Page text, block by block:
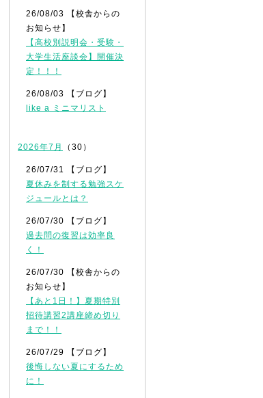
26/08/03 【校舎からの
お知らせ】
【高校別説明会・受験・
大学生活座談会】開催決
定！！！
26/08/03 【ブログ】
like a ミニマリスト
2026年7月 （30）
26/07/31 【ブログ】
夏休みを制する勉強スケ
ジュールとは？
26/07/30 【ブログ】
過去問の復習は効率良
く！
26/07/30 【校舎からの
お知らせ】
【あと1日！】夏期特別
招待講習2講座締め切り
まで！！
26/07/29 【ブログ】
後悔しない夏にするため
に！